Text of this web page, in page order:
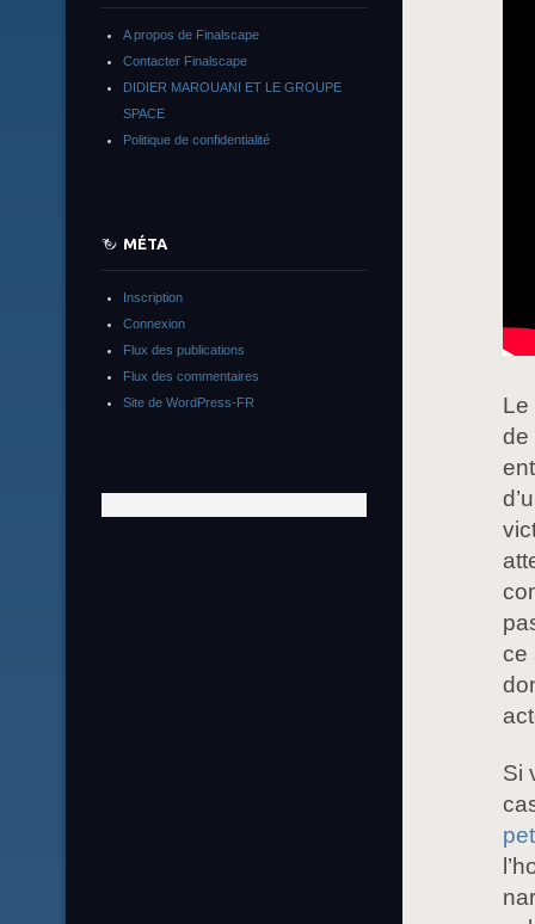
Le
de
ce
Si
A propos de Finalscape
Contacter Finalscape
DIDIER MAROUANI ET LE GROUPE
SPACE
Politique de confidentialité
MÉTA
Inscription
Connexion
Flux des publications
Flux des commentaires
Site de WordPress-FR